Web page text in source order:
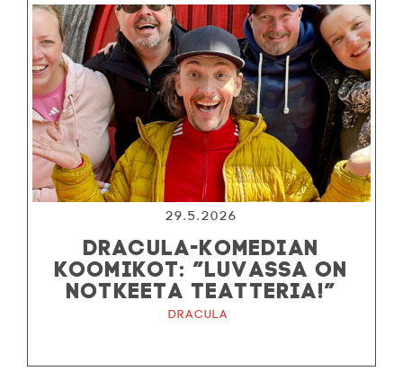
29.5.2026
DRACULA-KOMEDIAN
KOOMIKOT: ”LUVASSA ON
NOTKEETA TEATTERIA!”
Dracula